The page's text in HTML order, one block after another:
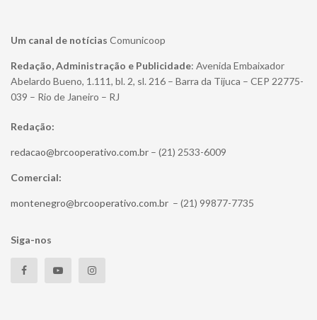
Um canal de notícias Comunicoop
Redação, Administração e Publicidade: Avenida Embaixador
Abelardo Bueno, 1.111, bl. 2, sl. 216 – Barra da Tijuca – CEP 22775-
039 – Rio de Janeiro – RJ
Redação:
redacao@brcooperativo.com.br – (21) 2533-6009
Comercial:
montenegro@brcooperativo.com.br – (21) 99877-7735
Siga-nos